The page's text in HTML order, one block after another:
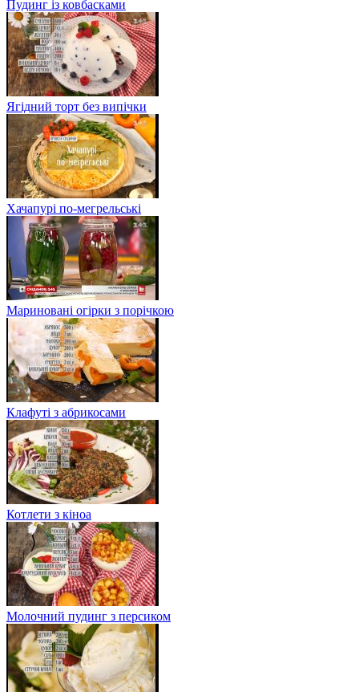
Пудинг із ковбасками
Ягідний торт без випічки
Хачапурі по-мегрельські
Мариновані огірки з порічкою
Клафуті з абрикосами
Котлети з кіноа
Молочний пудинг з персиком